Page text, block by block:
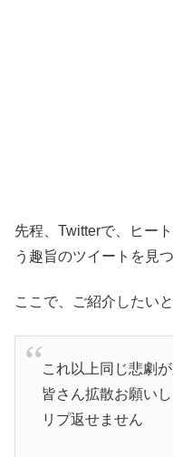
先程、Twitterで、ヒー
う趣旨のツイートを見
ここで、ご紹介したい
これ以上同じ悲劇
皆さん拡散お願い
リプ返せません